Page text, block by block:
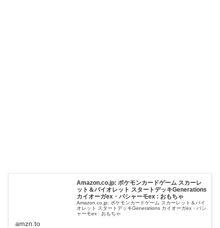
Amazon.co.jp: ポケモンカードゲーム スカーレ
ット＆バイオレット スタートデッキGenerations
カイオーガex・バシャーモex : おもちゃ
Amazon.co.jp: ポケモンカードゲーム スカーレット＆バイ
オレット スタートデッキGenerations カイオーガex・バシ
ャーモex : おもちゃ
amzn.to